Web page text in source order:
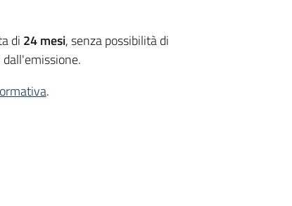
di 24 mesi, senza possibilità di
.